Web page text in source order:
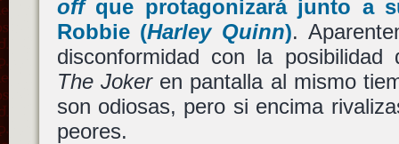
offque protagonizará junto a
Robbie(Harley Quinn).
disconformidad con la
The Jokeren pantalla al mismo
son odiosas, pero si encima
peores.